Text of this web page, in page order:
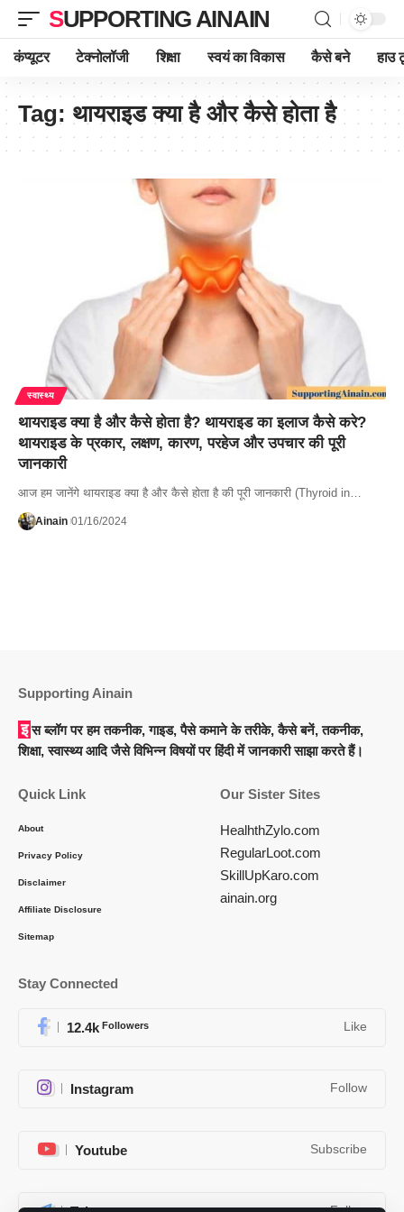
SUPPORTING AINAIN
कंप्यूटर टेक्नोलॉजी शिक्षा स्वयं का विकास कैसे बने हाउ
Tag: थायराइड क्या है और कैसे होता है
स्वास्थ्य
थायराइड क्या है और कैसे होता है? थायराइड का इलाज कैसे करे?
थायराइड के प्रकार, लक्षण, कारण, परहेज और उपचार की पूरी
जानकारी
आज हम जानेंगे थायराइड क्या है और कैसे होता है की पूरी जानकारी (Thyroid in…
Ainain 01/16/2024
Supporting Ainain
इस ब्लॉग पर हम तकनीक, गाइड, पैसे कमाने के तरीके, कैसे बनें, तकनीक,
शिक्षा, स्वास्थ्य आदि जैसे विभिन्न विषयों पर हिंदी में जानकारी साझा करते हैं।
Quick Link
About
Privacy Policy
Disclaimer
Affiliate Disclosure
Sitemap
Our Sister Sites
HealhthZylo.com
RegularLoot.com
SkillUpKaro.com
ainain.org
Stay Connected
12.4k Followers Like
Instagram Follow
Youtube Subscribe